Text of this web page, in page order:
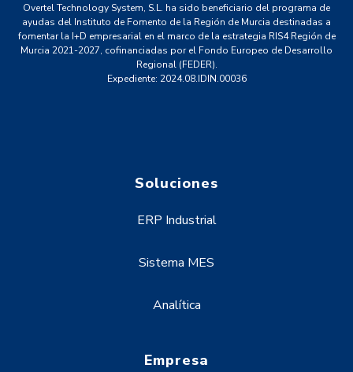
Overtel Technology System, S.L. ha sido beneficiario del programa de
ayudas del Instituto de Fomento de la Región de Murcia destinadas a
fomentar la I+D empresarial en el marco de la estrategia RIS4 Región de
Murcia 2021-2027, cofinanciadas por el Fondo Europeo de Desarrollo
Regional (FEDER).
Expediente: 2024.08.IDIN.00036
Soluciones
ERP Industrial
Sistema MES
Analítica
Empresa